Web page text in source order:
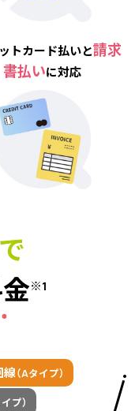
トカード払いと請求
書払いに対応
※1
線（Aタイプ）
プ）